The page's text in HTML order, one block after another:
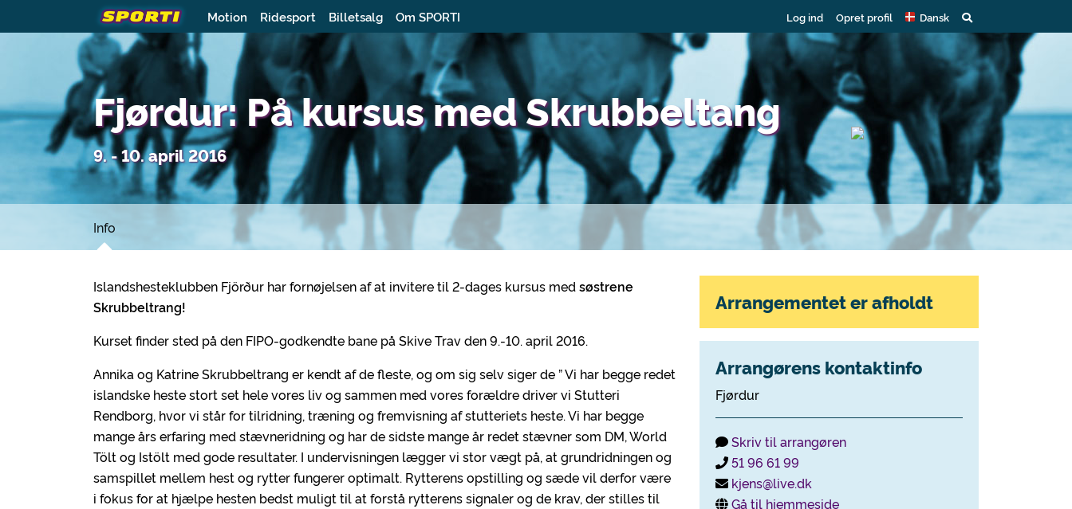
Motion Ridesport Billetsalg Om SPORTI Log ind Opret profil Dansk
Fjørdur: På kursus med Skrubbeltang
9. - 10. april 2016
Info
Islandshesteklubben Fjörður har fornøjelsen af at invitere til 2-dages kursus medsøstrene
Skrubbeltrang!
Kurset finder sted på den FIPO-godkendte bane på Skive Trav den 9.-10. april 2016.
Annika og Katrine Skrubbeltrang er kendt af de fleste, og om sig selv siger de ” Vi har begge redet
islandske heste stort set hele vores liv og sammen med vores forældre driver vi Stutteri
Rendborg, hvor vi står for tilridning, træning og fremvisning af stutteriets heste. Vi har begge
mange års erfaring med stævneridning og har de sidste mange år redet stævner som DM, World
Tölt og Istölt med gode resultater. I undervisningen lægger vi stor vægt på, at grundridningen og
samspillet mellem hest og rytter fungerer optimalt. Rytterens opstilling og sæde vil derfor være
i fokus for at hjælpe hesten bedst muligt til at forstå rytterens signaler og de krav, der stilles til
Arrangementet er afholdt
Arrangørens kontaktinfo
Fjørdur
Skriv til arrangøren
51 96 61 99
kjens@live.dk
Gå til hjemmeside